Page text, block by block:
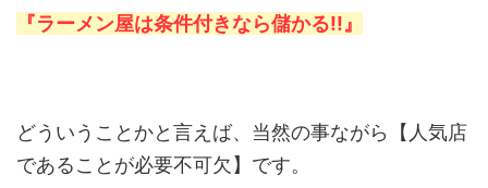
『ラーメン屋は条件付きなら儲かる!!』
どういうことかと言えば、当然の事ながら【人気店
であることが必要不可欠】です。